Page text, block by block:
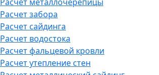
Расчет забора
Расчет сайдинга
Расчет водостока
Расчет фальцевой кровли
Расчет утепление стен